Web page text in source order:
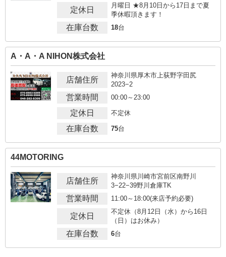
定休日
月曜日 ★8月10日から17日まで夏
季休暇頂きます！
在庫台数 18台
A・A・A NIHON株式会社
店舗住所
神奈川県厚木市上荻野字田尻
2023−2
営業時間 00:00～23:00
定休日 不定休
在庫台数 75台
44MOTORING
店舗住所
神奈川県川崎市宮前区南野川
3−22−39野川倉庫TK
営業時間 11:00～18:00(来店予約必要)
定休日
不定休（8月12日（水）から16日
（日）はお休み）
在庫台数 6台